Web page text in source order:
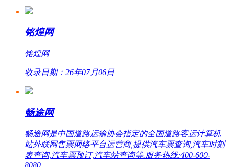
铭煌网
铭煌网
收录日期：26年07月06日
畅途网
畅途网是中国道路运输协会指定的全国道路客运计算机
站外联网售票网络平台运营商,提供汽车票查询,汽车时刻
表查询,汽车票预订,汽车站查询等.服务热线:400-600-